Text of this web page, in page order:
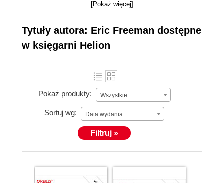
[Pokaż więcej]
Tytuły autora: Eric Freeman dostępne
w księgarni Helion
Pokaż produkty: Wszystkie
Sortuj wg: Data wydania
Filtruj »